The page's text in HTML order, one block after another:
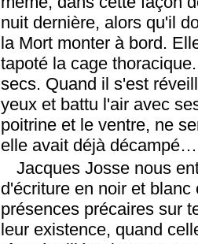
nuit dernière, alors qu'il
la Mort monter à bord.
tapoté la cage
secs. Quand il s'est
yeux et battu l'air avec
poitrine et le ventre, ne
elle avait déjà
Jacques Josse nous
d'écriture en noir et
présences précaires sur
leur existence, quand